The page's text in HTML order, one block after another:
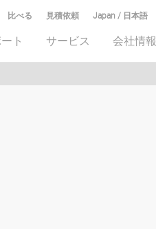
Japan / 日本語
見積依頼
比べる
ト サービス 会社情報